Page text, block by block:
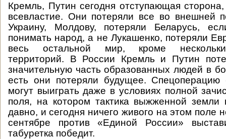
Кремль, Путин сегодня отступающая
всевластие. Они потеряли все во внешней
Украину, Молдову, потеряли Беларусь,
понимать народ, а не Лукашенко, потеряли
весь остальной мир, кроме
территорий. В России Кремль и Путин
значительную часть образованных людей в
есть они потеряли будущее.
могут выиграть даже в условиях полной
поля, на котором тактика выжженной земли
давно, и сегодня ничего живого на этом поле
сентябре против «Единой России»
табуретка победит.